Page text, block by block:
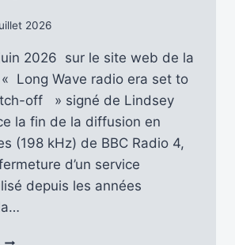
2026
2026 sur le site web de la
« Long Wave radio era set to
off » signé de Lindsey
la fin de la diffusion en
(198 kHz) de BBC Radio 4,
d’un service
depuis les années